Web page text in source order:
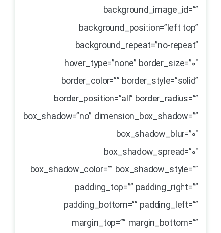
background_image_id=””
background_position=”left top”
background_repeat=”no-repeat”
hover_type=”none” border_size=”0″
border_color=”” border_style=”solid”
border_position=”all” border_radius=””
box_shadow=”no” dimension_box_shadow=””
box_shadow_blur=”0″
box_shadow_spread=”0″
box_shadow_color=”” box_shadow_style=””
padding_top=”” padding_right=””
padding_bottom=”” padding_left=””
margin_top=”” margin_bottom=””